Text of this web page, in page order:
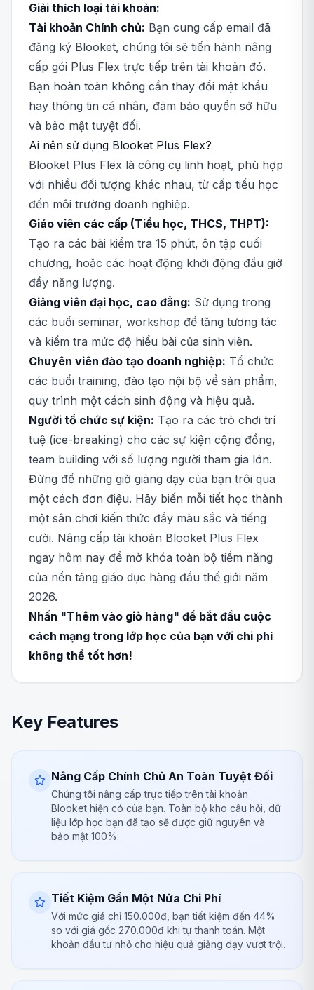
Giải thích loại tài khoản:
Tài khoản Chính chủ: Bạn cung cấp email đã
đăng ký Blooket, chúng tôi sẽ tiến hành nâng
cấp gói Plus Flex trực tiếp trên tài khoản đó.
Bạn hoàn toàn không cần thay đổi mật khẩu
hay thông tin cá nhân, đảm bảo quyền sở hữu
và bảo mật tuyệt đối.
Ai nên sử dụng Blooket Plus Flex?
Blooket Plus Flex là công cụ linh hoạt, phù hợp
với nhiều đối tượng khác nhau, từ cấp tiểu học
đến môi trường doanh nghiệp.
Giáo viên các cấp (Tiểu học, THCS, THPT):
Tạo ra các bài kiểm tra 15 phút, ôn tập cuối
chương, hoặc các hoạt động khởi động đầu giờ
đầy năng lượng.
Giảng viên đại học, cao đẳng: Sử dụng trong
các buổi seminar, workshop để tăng tương tác
và kiểm tra mức độ hiểu bài của sinh viên.
Chuyên viên đào tạo doanh nghiệp: Tổ chức
các buổi training, đào tạo nội bộ về sản phẩm,
quy trình một cách sinh động và hiệu quả.
Người tổ chức sự kiện: Tạo ra các trò chơi trí
tuệ (ice-breaking) cho các sự kiện cộng đồng,
team building với số lượng người tham gia lớn.
Đừng để những giờ giảng dạy của bạn trôi qua
một cách đơn điệu. Hãy biến mỗi tiết học thành
một sân chơi kiến thức đầy màu sắc và tiếng
cười. Nâng cấp tài khoản Blooket Plus Flex
ngay hôm nay để mở khóa toàn bộ tiềm năng
của nền tảng giáo dục hàng đầu thế giới năm
2026.
Nhấn "Thêm vào giỏ hàng" để bắt đầu cuộc
cách mạng trong lớp học của bạn với chi phí
không thể tốt hơn!
Key Features
Nâng Cấp Chính Chủ An Toàn Tuyệt Đối
Chúng tôi nâng cấp trực tiếp trên tài khoản
Blooket hiện có của bạn. Toàn bộ kho câu hỏi, dữ
liệu lớp học bạn đã tạo sẽ được giữ nguyên và
bảo mật 100%.
Tiết Kiệm Gần Một Nửa Chi Phí
Với mức giá chỉ 150.000đ, bạn tiết kiệm đến 44%
so với giá gốc 270.000đ khi tự thanh toán. Một
khoản đầu tư nhỏ cho hiệu quả giảng dạy vượt trội.